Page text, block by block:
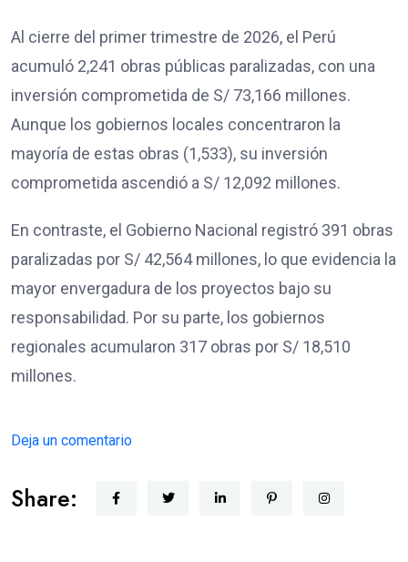
Al cierre del primer trimestre de 2026, el Perú
acumuló 2,241 obras públicas paralizadas, con una
inversión comprometida de S/ 73,166 millones.
Aunque los gobiernos locales concentraron la
mayoría de estas obras (1,533), su inversión
comprometida ascendió a S/ 12,092 millones.
En contraste, el Gobierno Nacional registró 391 obras
paralizadas por S/ 42,564 millones, lo que evidencia la
mayor envergadura de los proyectos bajo su
responsabilidad. Por su parte, los gobiernos
regionales acumularon 317 obras por S/ 18,510
millones.
Deja un comentario
Share: